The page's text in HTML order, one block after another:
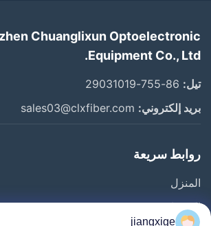
Chuanglixun Optoelectronic
Equipment Co., Ltd.
تيل:
بريد إلكتروني:
روابط سريعة
المنزل
المنتجات
jiangxige